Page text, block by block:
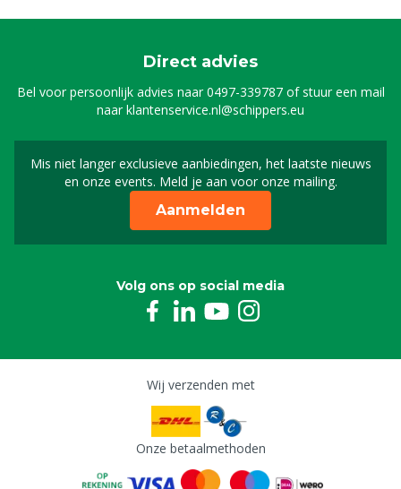
Direct advies
Bel voor persoonlijk advies naar0497-339787of stuur een mail
naarklantenservice.nl@schippers.eu
Mis niet langer exclusieve aanbiedingen, het laatste nieuws
en onze events. Meld je aan voor onze mailing.
Schrijf je in voor onze
Aanmelden
Volg ons op social media
Wij verzenden met
Onze betaalmethoden